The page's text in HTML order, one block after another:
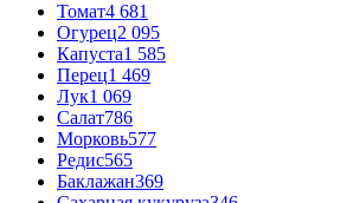
Томат4 681
Огурец2 095
Капуста1 585
Перец1 469
Лук1 069
Салат786
Морковь577
Редис565
Баклажан369